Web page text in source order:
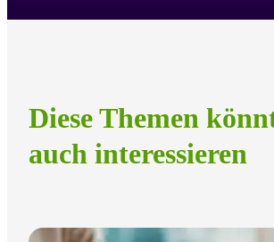
Diese Themen
auch interessieren